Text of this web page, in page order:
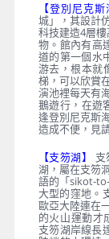
【登別尼克斯
城」，其設計
科技建造4層
物。館內有高
道的第一個水
游去，根本就
梯，可以欣賞
演池裡每天有
鵝遊行，在遊
逢登別尼克斯
造成不便，見
【支笏湖】
湖，屬在支笏
語的「sikot-
大型的窪地。
歐亞大陸連在
的火山運動才
支笏湖岸線長